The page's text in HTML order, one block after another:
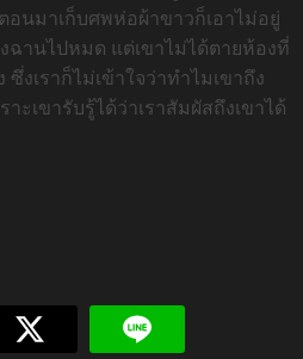
อนมาเก็บศพห่อผ้าขาวก็เอาไม่อยู่
ฉานไปหมด แต่เขาไม่ได้ตายห้องที่
งเราก็ไม่เข้าใจว่าทำไมเขาถึง
ะเขารับรู้ได้ว่าเราสัมผัสถึงเขาได้